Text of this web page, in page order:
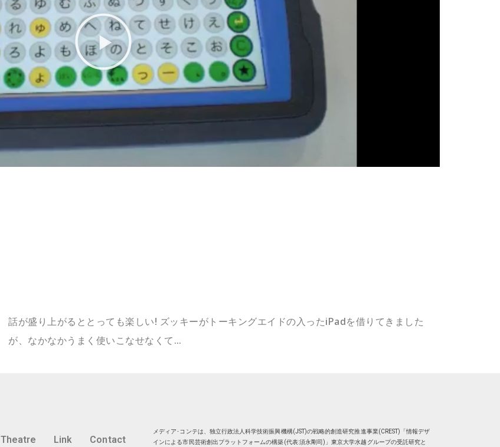
話が盛り上がるととっても楽しい! ズッキーがトーキングエイドの入ったiPadを借りてきました
が、なかなかうまく使いこなせなくて…
Theatre Link Contact
メディア･コンテは、独立行政法人科学技術振興機構(JST)の戦略的創造研究推進事業(CREST)「情報デザ
インによる市民芸術創出プラットフォームの構築(代表:須永剛司)」東京大学水越グループの受託研究と